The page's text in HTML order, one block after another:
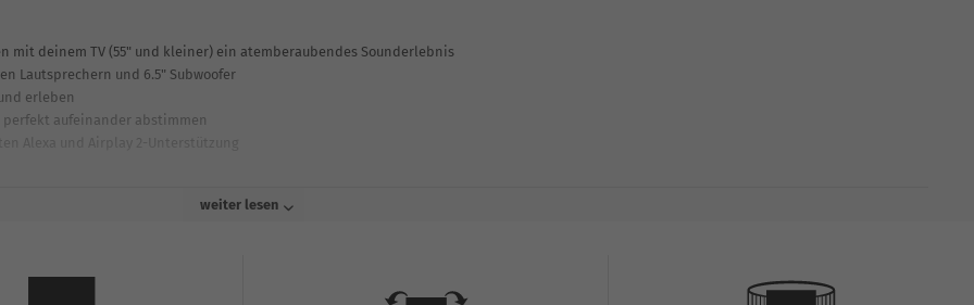
mit deinem TV (55" und kleiner) ein atemberaubendes Sounderlebnis
Lautsprechern und 6.5" Subwoofer
erleben
perfekt aufeinander abstimmen
weiter lesen